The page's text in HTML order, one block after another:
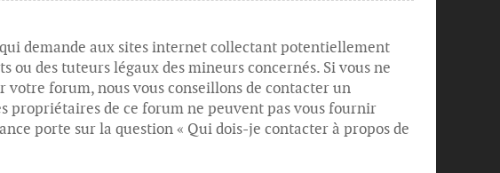
demande aux sites internet collectant potentiellement
ou des tuteurs légaux des mineurs concernés. Si vous ne
votre forum, nous vous conseillons de contacter un
propriétaires de ce forum ne peuvent pas vous fournir
porte sur la question « Qui dois-je contacter à propos de